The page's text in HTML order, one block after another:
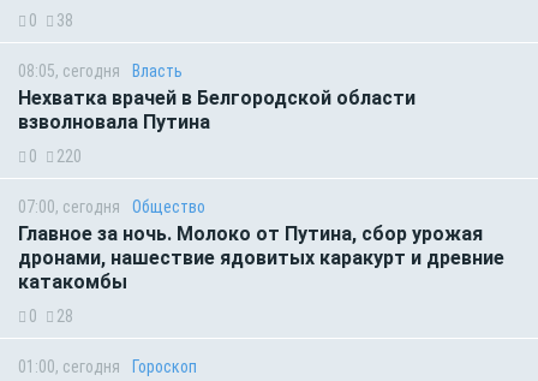
0 38
08:05, сегодня Власть
Нехватка врачей в Белгородской области
взволновала Путина
0 220
07:00, сегодня Общество
Главное за ночь. Молоко от Путина, сбор урожая
дронами, нашествие ядовитых каракурт и древние
катакомбы
0 28
01:00, сегодня Гороскоп